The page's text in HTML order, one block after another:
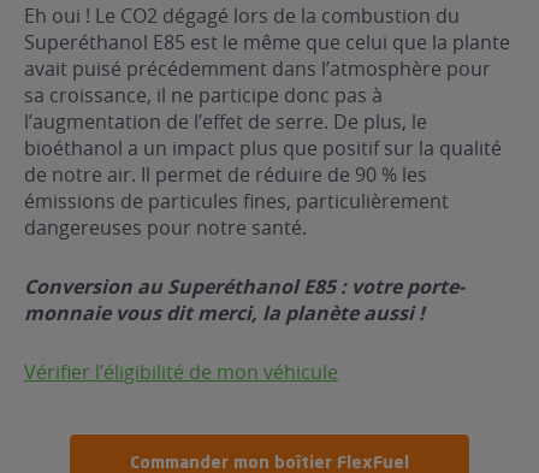
Eh oui ! Le CO2 dégagé lors de la combustion du
Superéthanol E85 est le même que celui que la plante
avait puisé précédemment dans l’atmosphère pour
sa croissance, il ne participe donc pas à
l’augmentation de l’effet de serre. De plus, le
bioéthanol a un impact plus que positif sur la qualité
de notre air. Il permet de réduire de 90 % les
émissions de particules fines, particulièrement
dangereuses pour notre santé.
Conversion au Superéthanol E85 : votre porte-
monnaie vous dit merci, la planète aussi !
Vérifier l’éligibilité de mon véhicule
Commander mon boîtier FlexFuel